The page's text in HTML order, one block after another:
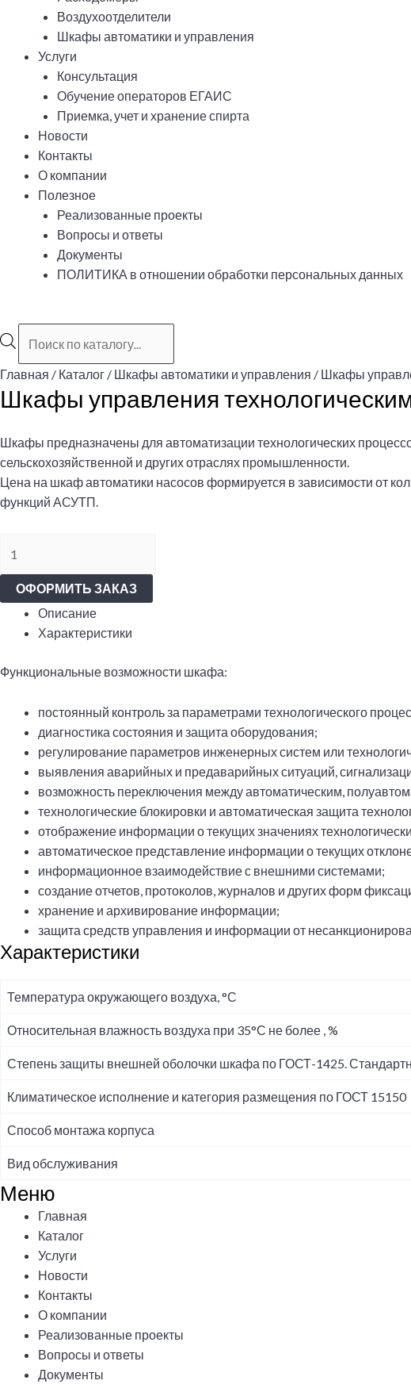
Воздухоотделители
Шкафы автоматики и управления
Услуги
Консультация
Обучение операторов ЕГАИС
Приемка, учет и хранение спирта
Новости
Контакты
О компании
Полезное
Реализованные проекты
Вопросы и ответы
Документы
ПОЛИТИКА в отношении обработки персональных данных
товаров
Главная / Каталог / Шкафы автоматики и управления / Шкафы
Шкафы управления
Шкафы предназначены для автоматизации технологических
сельскохозяйственной и других отраслях промышленности.
Цена на шкаф автоматики насосов формируется в зависимости от
функций АСУТП.
товара
Шкафы
управления
технологическими
процессами
ОФОРМИТЬ ЗАКАЗ
Описание
Характеристики
Функциональные возможности шкафа:
постоянный контроль за параметрами технологического
диагностика состояния и защита оборудования;
регулирование параметров инженерных систем или
выявления аварийных и предаварийных ситуаций,
возможность переключения между автоматическим,
технологические блокировки и автоматическая защита
отображение информации о текущих значениях
автоматическое представление информации о текущих
информационное взаимодействие с внешними системами;
создание отчетов, протоколов, журналов и других форм
хранение и архивирование информации;
защита средств управления и информации от
Характеристики
Температура окружающего воздуха, °С
Относительная влажность воздуха при 35°С не более , %
Степень защиты внешней оболочки шкафа по ГОСТ-1425.
Климатическое исполнение и категория размещения по ГОСТ 15150
Способ монтажа корпуса
Вид обслуживания
Меню
Меню
Главная
Каталог
Услуги
Новости
Контакты
О компании
Реализованные проекты
Вопросы и ответы
Документы